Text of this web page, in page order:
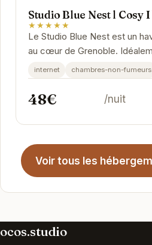
Studio Blue Nest l Cosy
★★★★★
Le Studio Blue Nest est un
au cœur de Grenoble.
accès facile aux attractions
internet chambres-non-fumeurs
48€ /nuit
Voir tous les
ocos.studio